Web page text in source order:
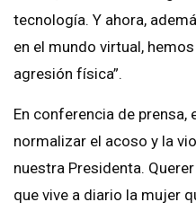
tecnología. Y ahora,
en el mundo virtual,
agresión física”.
En conferencia de prensa,
normalizar el acoso y la
nuestra Presidenta.
que vive a diario la mujer